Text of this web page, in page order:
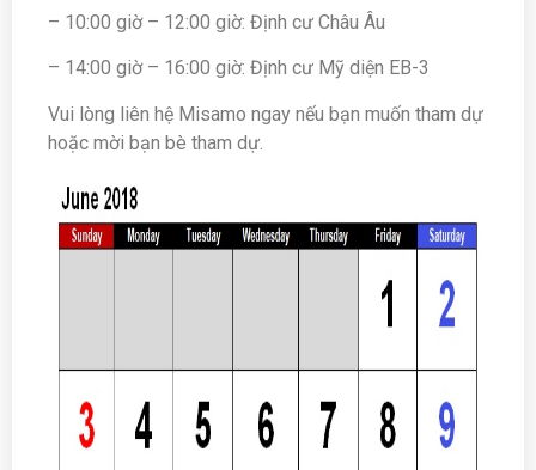
– 10:00 giờ – 12:00 giờ: Định cư Châu Âu
– 14:00 giờ – 16:00 giờ: Định cư Mỹ diện EB-3
Vui lòng liên hệ Misamo ngay nếu bạn muốn tham dự
hoặc mời bạn bè tham dự.